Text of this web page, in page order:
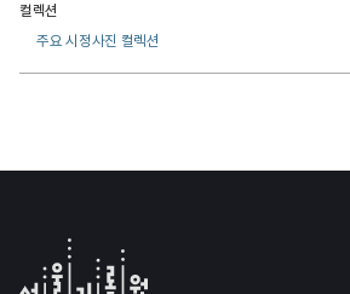
컬렉션
주요 시정사진 컬렉션